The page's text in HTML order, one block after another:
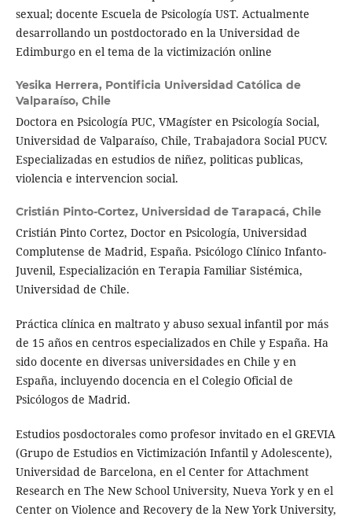
sexual; docente Escuela de Psicología UST. Actualmente
desarrollando un postdoctorado en la Universidad de
Edimburgo en el tema de la victimización online
Yesika Herrera, Pontificia Universidad Católica de
Valparaíso, Chile
Doctora en Psicología PUC, VMagíster en Psicología Social,
Universidad de Valparaíso, Chile, Trabajadora Social PUCV.
Especializadas en estudios de niñez, politicas publicas,
violencia e intervencion social.
Cristián Pinto-Cortez, Universidad de Tarapacá, Chile
Cristián Pinto Cortez, Doctor en Psicología, Universidad
Complutense de Madrid, España. Psicólogo Clínico Infanto-
Juvenil, Especialización en Terapia Familiar Sistémica,
Universidad de Chile.
Práctica clínica en maltrato y abuso sexual infantil por más
de 15 años en centros especializados en Chile y España. Ha
sido docente en diversas universidades en Chile y en
España, incluyendo docencia en el Colegio Oficial de
Psicólogos de Madrid.
Estudios posdoctorales como profesor invitado en el GREVIA
(Grupo de Estudios en Victimización Infantil y Adolescente),
Universidad de Barcelona, en el Center for Attachment
Research en The New School University, Nueva York y en el
Center on Violence and Recovery de la New York University,